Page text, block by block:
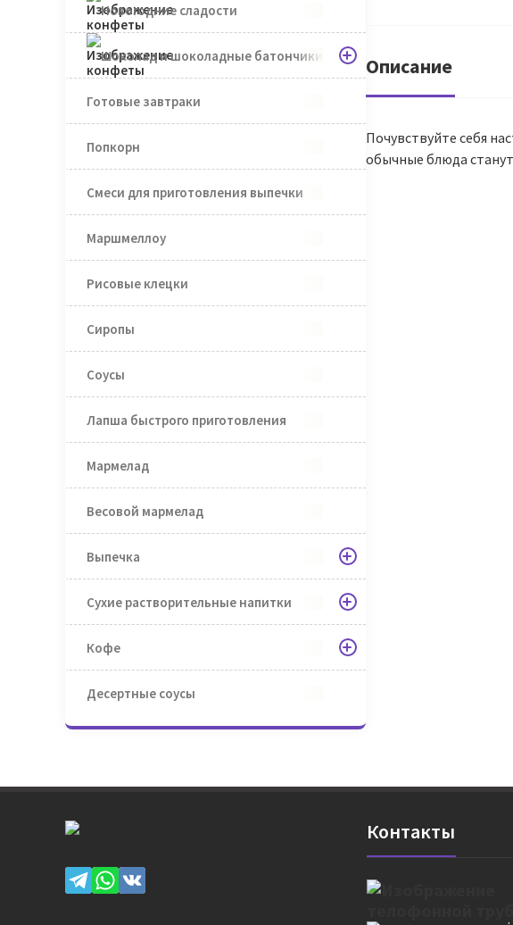
Новогодние сладости
Шоколад и шоколадные батончики
Готовые завтраки
Попкорн
Смеси для приготовления выпечки
Маршмеллоу
Рисовые клецки
Сиропы
Соусы
Лапша быстрого приготовления
Мармелад
Весовой мармелад
Выпечка
Сухие растворительные напитки
Кофе
Десертные соусы
Описание
Почувствуйте себя
обычные блюда
Контакты